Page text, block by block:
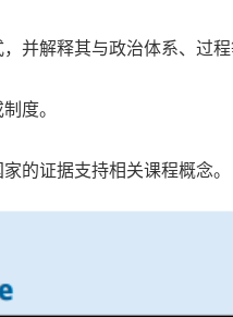
并解释其与政治体系、过程
度。
的证据支持相关课程概念。